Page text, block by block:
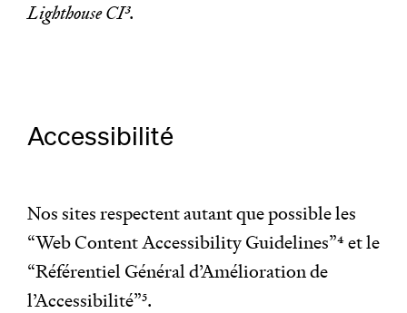
Lighthouse CI3.
Accessibilité
Nos sites respectent autant que possible les
“Web Content Accessibility Guidelines”4et le
“Référentiel Général d’Amélioration de
l’Accessibilité”5.